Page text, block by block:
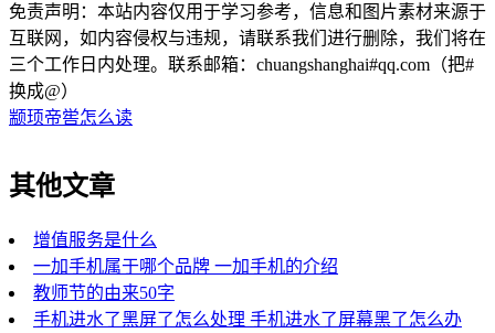
免责声明：本站内容仅用于学习参考，信息和图片素材来源于
互联网，如内容侵权与违规，请联系我们进行删除，我们将在
三个工作日内处理。联系邮箱：chuangshanghai#qq.com（把#
换成@）
颛顼帝喾怎么读
其他文章
增值服务是什么
一加手机属于哪个品牌 一加手机的介绍
教师节的由来50字
手机进水了黑屏了怎么处理 手机进水了屏幕黑了怎么办